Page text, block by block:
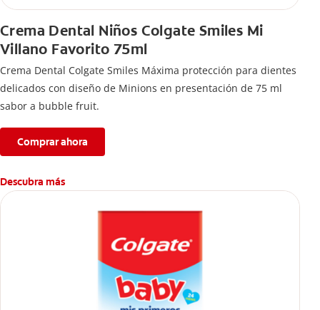
Crema Dental Niños Colgate Smiles Mi
Villano Favorito 75ml
Crema Dental Colgate Smiles Máxima protección para dientes
delicados con diseño de Minions en presentación de 75 ml
sabor a bubble fruit.
Comprar ahora
Descubra más